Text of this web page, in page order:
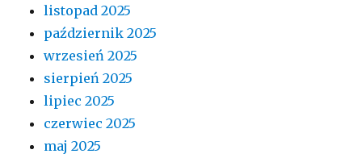
listopad 2025
październik 2025
wrzesień 2025
sierpień 2025
lipiec 2025
czerwiec 2025
maj 2025